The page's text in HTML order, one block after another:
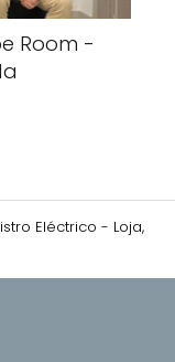
Room -
Eléctrico - Loja,